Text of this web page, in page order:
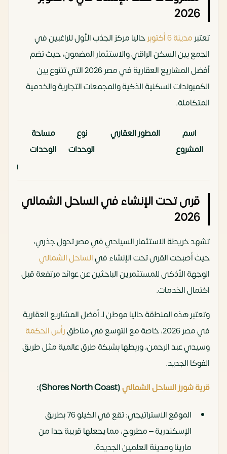
Park
جيرسي
Jersey)
مباشرة
Central
Park
Mall Snova
أوربس
تجاري /
منطقة
محور
الأمل
Millennium
للتطوير
عالمي (5
“تايكون
CBD
2026
تعتبرمدينة 6 أكتوبر
حاليا مركز الجذب الأول للراغبين في
الجمع بين السكن الراقي والاستثمار المضمون، حيث تضم
أفضل المشاريع العقارية في مصر 2026 التي تتنوع بين
الكمبوندات السكنية الذكية والمجمعات التجارية والخدمية
المتكاملة.
اسم
المشروع
المطور العقاري
نوع
الوحدات
مساحة
الوحدات
إطلالة
أكتوبر
PLDG
Developments
شقق
تبدأ من
سانت
بالم هيلز
فندقية
فلو
(Flw)
ZG
Developments
شقق
تبدأ من
قرى تحت الإنشاء في الساحل الشمالي
2026
تشهد خريطة الاستثمار السياحي في مصر تحول جذري،
حيث أصبحت القرى تحت الإنشاء فيالساحل الشمالي
الوجهة الأذكى للمستثمرين الباحثين عن عوائد مرتفعة قبل
اكتمال الخدمات.
وتعتبر هذه المنطقة حاليا موطن لـ أفضل المشاريع العقارية
في مصر 2026، خاصة مع التوسع في مناطق
رأس الحكمة
وسيدي عبد الرحمن، وربطها بشبكة طرق عالمية مثل طريق
الفوكا الجديد.
قرية شورز الساحل الشمالي(Shores North Coast):
الموقع الاستراتيجي: تقع في الكيلو 76 بطريق
الإسكندرية – مطروح، مما يجعلها قريبة جدا من
مارينا ومدينة العلمين الجديدة.